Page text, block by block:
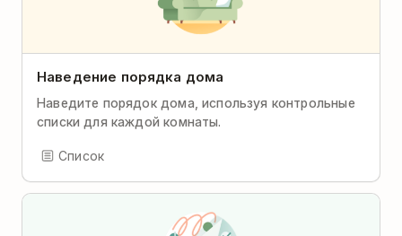
Наведение порядка дома
Наведите порядок дома, используя контрольные
списки для каждой комнаты.
Список